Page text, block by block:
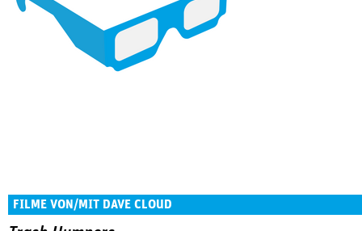
FILME VON/MIT DAVE CLOUD